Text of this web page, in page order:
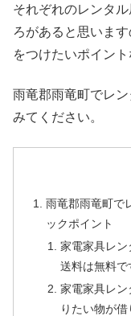
それぞれのレンタ
ろがあると思いま
をつけたいポイン
雨竜郡雨竜町でレ
みてください。
雨竜郡雨竜町で
ックポイント
家電家具レ
送料は無料で
家電家具レ
りたい物が